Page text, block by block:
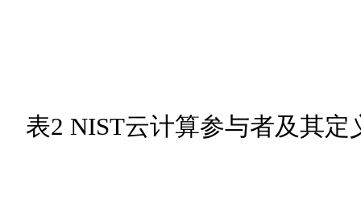
表2 NIST云计算参与者及其定